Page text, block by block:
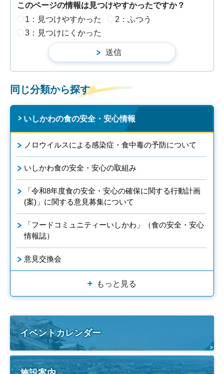
このページの情報は見つけやすかったですか？
1：見つけやすかった
2：ふつう
3：見つけにくかった
同じ分類から探す
いしかわの食の安全・安心情報
ノロウイルスによる感染症・食中毒の予防について
いしかわ食の安全・安心の取組み
「令和8年度食の安全・安心の確保に関する行動計画
(案)」に関する意見募集について
「フードコミュニティーいしかわ」（食の安全・安心
情報誌）
意見交換会
もっと見る
イベントカレンダー